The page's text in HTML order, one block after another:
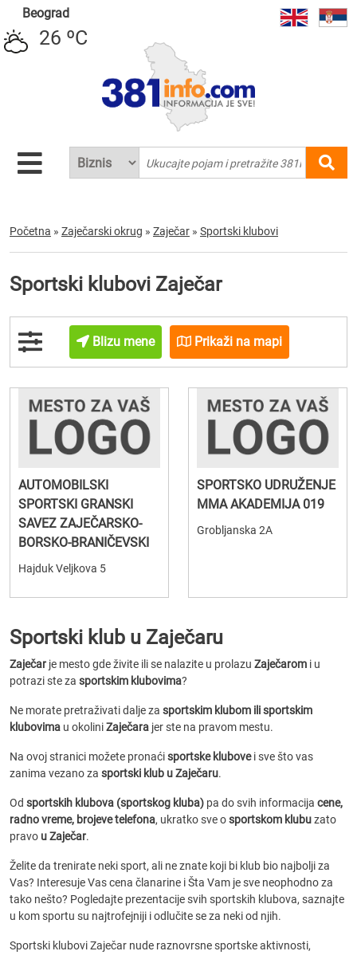
Beograd
26 ºC
Početna » Zaječarski okrug » Zaječar » Sportski klubovi
Sportski klubovi Zaječar
Blizu mene Prikaži na mapi
AUTOMOBILSKI
SPORTSKI GRANSKI
SAVEZ ZAJEČARSKO-
BORSKO-BRANIČEVSKI
Hajduk Veljkova 5
SPORTSKO UDRUŽENJE
MMA AKADEMIJA 019
Grobljanska 2A
Sportski klub u Zaječaru
Zaječar je mesto gde živite ili se nalazite u prolazu Zaječarom i u
potrazi ste za sportskim klubovima?
Ne morate pretraživati dalje za sportskim klubom ili sportskim
klubovima u okoliniZaječara jer ste na pravom mestu.
Na ovoj stranici možete pronaćisportske klubovei sve što vas
zanima vezano za sportski klub u Zaječaru.
Od sportskih klubova (sportskog kluba) pa do svih informacija cene,
radno vreme, brojeve telefona, ukratko sve osportskom klubuzato
pravo u Zaječar.
Želite da trenirate neki sport, ali ne znate koji bi klub bio najbolji za
Vas? Interesuje Vas cena članarine i Šta Vam je sve neophodno za
tako nešto? Pogledajte prezentacije svih sportskih klubova, saznajte
u kom sportu su najtrofejniji i odlučite se za neki od njih.
Sportski klubovi Zaječar nude raznovrsne sportske aktivnosti,